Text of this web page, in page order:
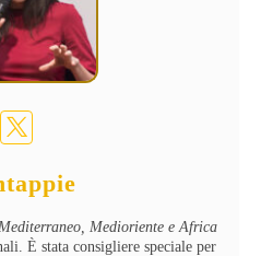
Mediterraneo, Medioriente e Africa
È stata consigliere speciale per